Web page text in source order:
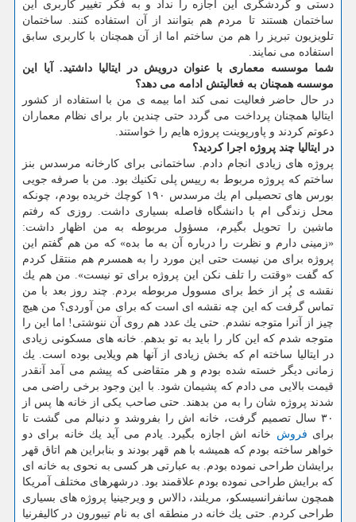
دستی و گردشگری این اجازه را نداد و به فكر تغییر كاربری این
ساختمان هستند تا مردم هم بتوانند از آن استفاده كنند. ساختمان
تلویزیون تبریز را هم من ساختم اما از آن همچنان با كاربری سابق
استفاده می نمایند.
شما موسسه معماری با عنوان درویش در ایتالیا داشتید. آیا این
موسسه همچنان به فعالیتش ادامه می دهد؟
در حال حاضر فعالیت نمی كند اما بیمه ی من با استفاده از كشور
ایتالیا همچنان پرداخت می گردد حتی چندین بار برای نظام معماران
دعوتم كردند و پاورپوینت پروژه هایم را خواستند.
در ایتالیا چند پروژه اجرا كردید؟
پروژه های زیادی انجام دادم. ساختمانی برای كارخانه مرسدس بنز
ساختم كه پروژه مربوط به رییس پلی تكنیك بود. من با صرفه جویی
بورس های تحصیلی ام یك مرسدس ۱۹۰ كوچك خریده بودم، چونكه
محل زندگی ام با دانشگاه فاصله بسیاری داشت. روزی كه رفتم
ماشین را تحویل بگیرم، مسؤول مربوطه به من اظهار داشت:
«زمینی دارم و نظرت را درباره آن به ما بده» كه من هم گفتم این
پروژه برای من نیست حتی این مورد را به همسرم هم منتقل كردم
كه گفت «وقتت را تلف نكن این پروژه برای تو نیست». من هم یك
نقشه ی پُر از خط برای مسوول مربوطه بردم. چند روز بعد با من
تماس گرفت كه این چه نقشه ای است كه برای من آوردی؟ من هیچ
چیز از آنرا متوجه نشدم. حتی یك عدد هم روی آن ننوشتی! اما این را
متوجه شدم كه این كار را باید به تو بدهم. خانه های مسكونی زیادی
در ایتالیا ساخته ام كه بخش زیادی از آنها هم ویلایی بوده است. یك
زمانی دیگر خسته شده بودم و هر متقاضی كه پیشم می آمد آنقدر
قیمت بالایی می دادم كه پشیمان شود. با این وجود برخی راضی می
شدند پروژه شان را به من بدهند. حتی صاحب یكی از خانه ها پس از
۳۰ سال تصمیم گرفت، خانه اش را بفروشد و دنبالم می گشت تا
برای فروش خانه اش اجازه بگیرد. یادم می آید یك خانه برای دو
خواهر ساخته بودم كه همیشه با هم قهر بودند و بنابراین هم اتاق قهر
برایشان طراحی نموده بودم. به عبارتی هر كسی به نحوی به خانه ای
كه برایش طراحی نموده بودم علاقمند بود. درشهرهای مختلف آمریكا
همچون سانفرانسیسكو، مریلند، دالاس و ویرجینیا پروژه های بسیاری
طراحی كردم. حتی یك خانه در منطقه ای به نام تیبورون در كالیفرنیا